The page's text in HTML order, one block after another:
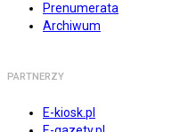
Prenumerata
Archiwum
PARTNERZY
E-kiosk.pl